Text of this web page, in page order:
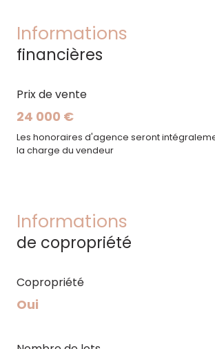
Informations
financières
Prix de vente
24 000 €
Les honoraires d'agence seront
la charge du vendeur
Informations
de copropriété
Copropriété
Oui